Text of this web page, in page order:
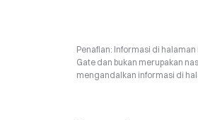
Penafian: Informasi di
Gate dan bukan merupakan
mengandalkan informasi di